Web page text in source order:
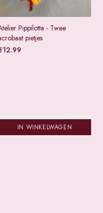
Pippilotta - Twee
pietjes
12.99
IN WINKELWAGEN